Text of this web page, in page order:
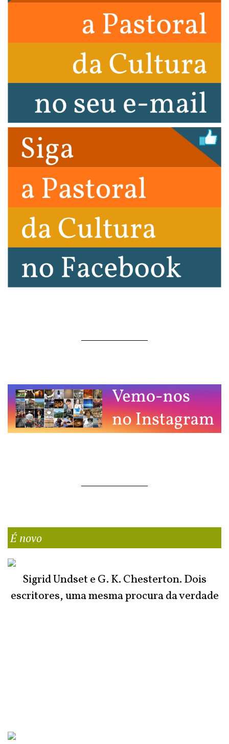
É novo
Sigrid Undset e G. K. Chesterton. Dois
escritores, uma mesma procura da verdade